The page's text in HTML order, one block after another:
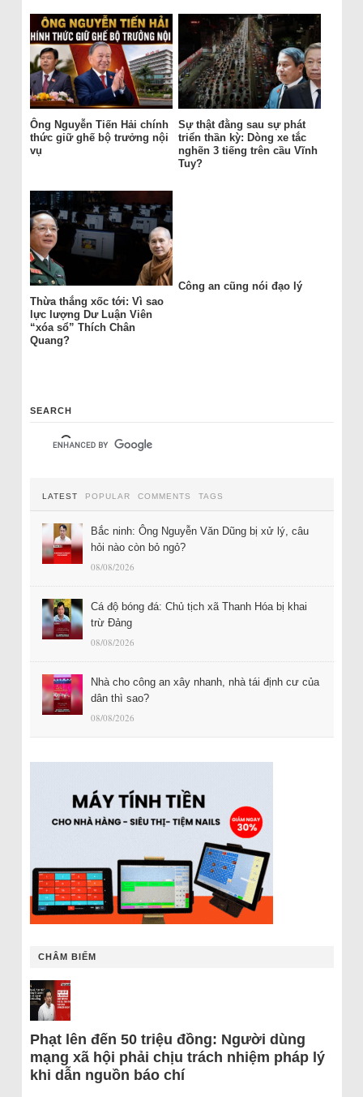
Ông Nguyễn Tiến Hải chính
thức giữ ghế bộ trưởng nội
vụ
Sự thật đằng sau sự phát
triển thần kỳ: Dòng xe tắc
nghẽn 3 tiếng trên cầu Vĩnh
Tuy?
Thừa thắng xốc tới: Vì sao
lực lượng Dư Luận Viên
“xóa sổ” Thích Chân
Quang?
Công an cũng nói đạo lý
SEARCH
LATEST POPULAR COMMENTS TAGS
Bắc ninh: Ông Nguyễn Văn Dũng bị xử lý, câu
hỏi nào còn bỏ ngỏ?
08/08/2026
Cá độ bóng đá: Chủ tịch xã Thanh Hóa bị khai
trừ Đảng
08/08/2026
Nhà cho công an xây nhanh, nhà tái định cư của
dân thì sao?
08/08/2026
CHÂM BIẾM
Phạt lên đến 50 triệu đồng: Người dùng
mạng xã hội phải chịu trách nhiệm pháp lý
khi dẫn nguồn báo chí